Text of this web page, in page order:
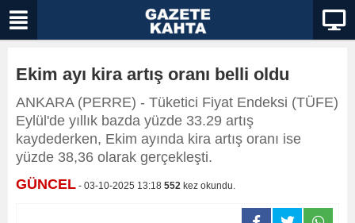
Ekim ayı kira artış oranı belli oldu
ANKARA (PERRE) - Tüketici Fiyat Endeksi (TÜFE)
Eylül'de yıllık bazda yüzde 33.29 artış
kaydederken, Ekim ayında kira artış oranı ise
yüzde 38,36 olarak gerçekleşti.
GÜNCEL - 03-10-2025 13:18 552 kez okundu.